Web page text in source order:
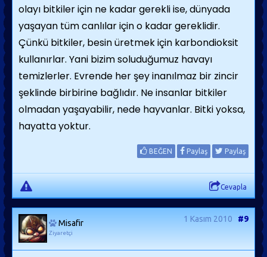
olayı bitkiler için ne kadar gerekli ise, dünyada
yaşayan tüm canlılar için o kadar gereklidir.
Çünkü bitkiler, besin üretmek için karbondioksit
kullanırlar. Yani bizim soluduğumuz havayı
temizlerler. Evrende her şey inanılmaz bir zincir
şeklinde birbirine bağlıdır. Ne insanlar bitkiler
olmadan yaşayabilir, nede hayvanlar. Bitki yoksa,
hayatta yoktur.
BEĞEN Paylaş Paylaş
Cevapla
Misafir
Ziyaretçi
1 Kasım 2010 #9